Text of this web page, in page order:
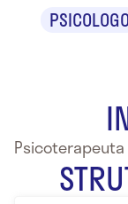
PSICOLOGO
Psicoterapeuta